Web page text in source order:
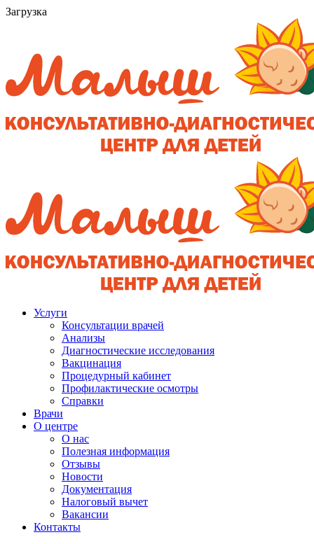
Загрузка
Услуги
Консультации врачей
Анализы
Диагностические исследования
Вакцинация
Процедурный кабинет
Профилактические осмотры
Справки
Врачи
О центре
О нас
Полезная информация
Отзывы
Новости
Документация
Налоговый вычет
Вакансии
Контакты